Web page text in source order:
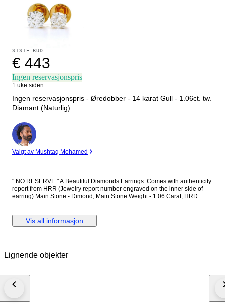
SISTE BUD
€ 443
Ingen reservasjonspris
1 uke siden
Ingen reservasjonspris - Øredobber - 14 karat Gull - 1.06ct. tw.
Diamant (Naturlig)
Ekspert
Valgt av Mushtaq Mohamed
" NO RESERVE " A Beautiful Diamonds Earrings. Comes with authenticity
report from HRR (Jewelry report number engraved on the inner side of
earring) Main Stone - Dimond, Main Stone Weight - 1.06 Carat, HRD
Vis all informasjon
Lignende objekter